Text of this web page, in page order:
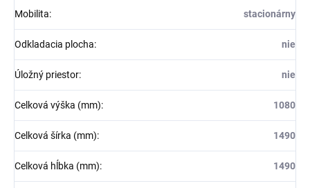
Mobilita: stacionárny
Odkladacia plocha: nie
Úložný priestor: nie
Celková výška (mm): 1080
Celková šírka (mm): 1490
Celková hĺbka (mm): 1490